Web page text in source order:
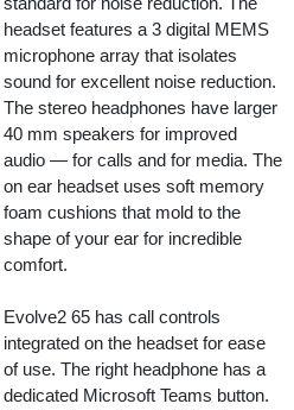
headset features a 3 digital MEMS
microphone array that isolates
sound for excellent noise reduction.
The stereo headphones have larger
40 mm speakers for improved
audio — for calls and for media. The
on ear headset uses soft memory
foam cushions that mold to the
shape of your ear for incredible
comfort.
Evolve2 65 has call controls
integrated on the headset for ease
of use. The right headphone has a
dedicated Microsoft Teams button.